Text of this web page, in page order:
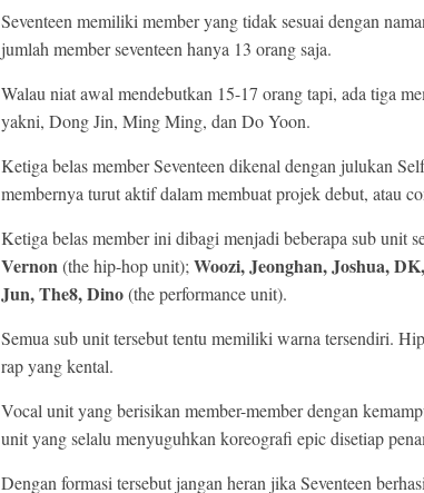
Seventeen memiliki member yang tidak sesuai dengan
jumlah member seventeen hanya 13 orang saja.
Walau niat awal mendebutkan 15-17 orang tapi, ada tiga
yakni, Dong Jin, Ming Ming, dan Do Yoon.
Ketiga belas member Seventeen dikenal dengan julukan
membernya turut aktif dalam membuat projek debut, atau
Ketiga belas member ini dibagi menjadi beberapa sub unit
Vernon(the hip-hop unit); Woozi, Jeonghan, Joshua,
Jun, The8, Dino(the performance unit).
Semua sub unit tersebut tentu memiliki warna tersendiri.
rap yang kental.
Vocal unit yang berisikan member-member dengan
unit yang selalu menyuguhkan koreografi epic disetiap
Dengan formasi tersebut jangan heran jika Seventeen